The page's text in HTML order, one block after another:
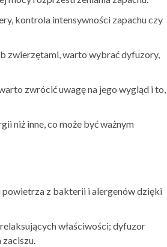
kontrola intensywności zapachu czy
zwierzętami, warto wybrać dyfuzory,
zwrócić uwagę na jego wygląd i to,
niż inne, co może być ważnym
z bakterii i alergenów dzięki
właściwości; dyfuzor